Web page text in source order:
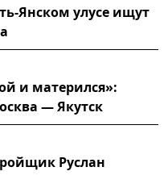
Янском улусе ищут
и матерился»:
— Якутск
Руслан